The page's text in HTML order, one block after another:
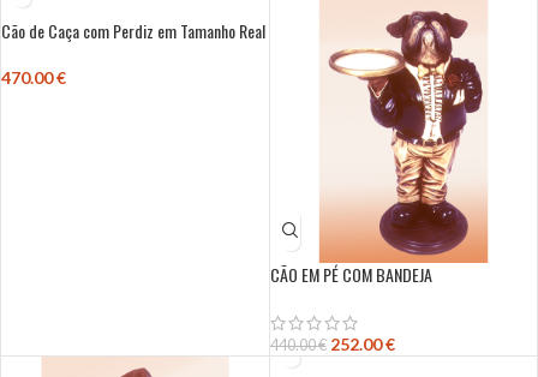
Cão de Caça com Perdiz em Tamanho Real
470.00€
CÃO EM PÉ COM BANDEJA
440.00€ 252.00€